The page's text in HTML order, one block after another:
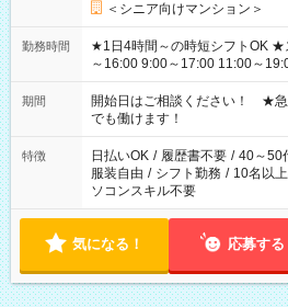
＜シニア向けマンション＞
勤務時間
★1日4時間～の時短シフトOK ★スタート時間選べます！ 7:00
～16:00 9:00～17:00 11:00～19:00 な
の場合、他のお仕事と合わせ週
せん ※法令に基づき、週20時間
象となります ※労働者派遣法（
り、短時間・短期間の就業はご
期間
開始日はご相談ください！ ★
でも働けます！
特徴 日払いOK / 履歴書不要 / 40～50
服装自由 / シフト勤務 / 10名以
ソコンスキル不要
気になる！ 応募する